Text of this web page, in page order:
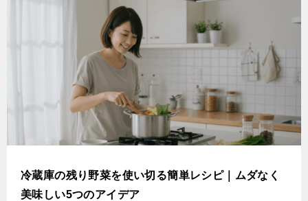
冷蔵庫の残り野菜を使い切る簡単レシピ｜ムダなく
美味しい5つのアイデア